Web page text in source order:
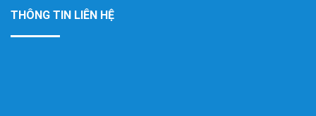
THÔNG TIN LIÊN HỆ